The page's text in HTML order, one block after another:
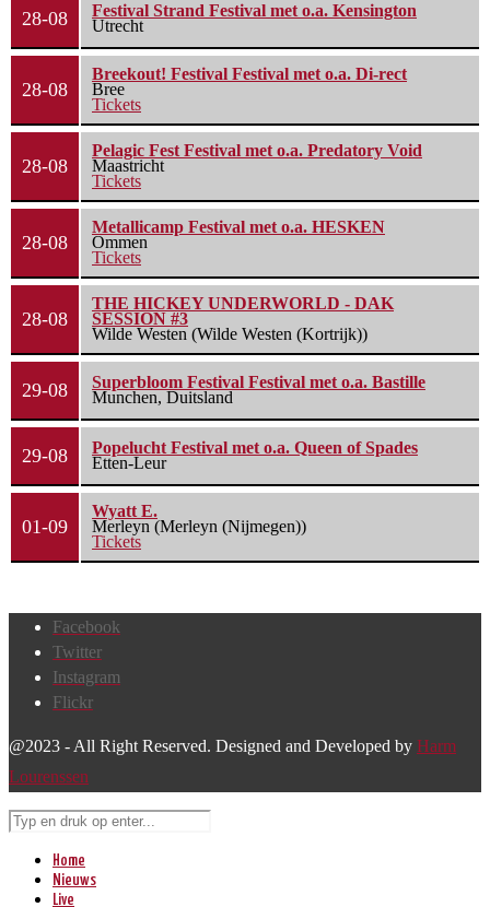
28-08
Festival Strand Festival met o.a. Kensington
Utrecht
28-08
Breekout! Festival Festival met o.a. Di-rect
Bree
Tickets
28-08
Pelagic Fest Festival met o.a. Predatory Void
Maastricht
Tickets
28-08
Metallicamp Festival met o.a. HESKEN
Ommen
Tickets
28-08
THE HICKEY UNDERWORLD - DAK
SESSION #3
Wilde Westen (Wilde Westen (Kortrijk))
29-08
Superbloom Festival Festival met o.a. Bastille
Munchen, Duitsland
29-08
Popelucht Festival met o.a. Queen of Spades
Etten-Leur
01-09
Wyatt E.
Merleyn (Merleyn (Nijmegen))
Tickets
Facebook
Twitter
Instagram
Flickr
@2023 - All Right Reserved. Designed and Developed by Harm
Lourenssen
Home
Nieuws
Live